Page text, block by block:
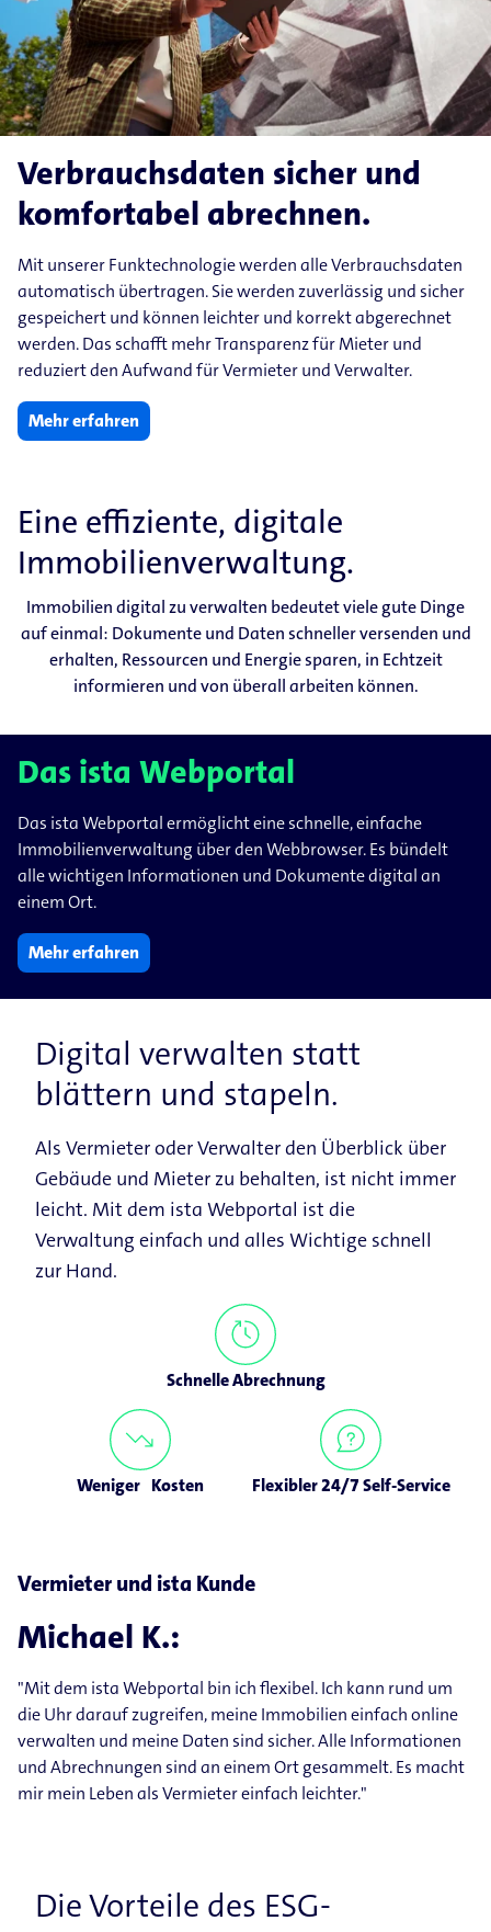
Verbrauchsdaten sicher und
komfortabel abrechnen.
Mit unserer Funktechnologie werden alle Verbrauchsdaten
automatisch übertragen. Sie werden zuverlässig und sicher
gespeichert und können leichter und korrekt abgerechnet
werden. Das schafft mehr Transparenz für Mieter und
reduziert den Aufwand für Vermieter und Verwalter.
Mehr erfahren
Eine effiziente, digitale
Immobilienverwaltung.
Immobilien digital zu verwalten bedeutet viele gute Dinge
auf einmal: Dokumente und Daten schneller versenden und
erhalten, Ressourcen und Energie sparen, in Echtzeit
informieren und von überall arbeiten können.
Das ista Webportal
Das ista Webportal ermöglicht eine schnelle, einfache
Immobilienverwaltung über den Webbrowser. Es bündelt
alle wichtigen Informationen und Dokumente digital an
einem Ort.
Mehr erfahren
Digital verwalten statt
blättern und stapeln.
Als Vermieter oder Verwalter den Überblick über
Gebäude und Mieter zu behalten, ist nicht immer
leicht. Mit dem ista Webportal ist die
Verwaltung einfach und alles Wichtige schnell
zur Hand.
Schnelle Abrechnung
Weniger Kosten Flexibler 24/7 Self-Service
Vermieter und ista Kunde
Michael K.:
"Mit dem ista Webportal bin ich flexibel. Ich kann rund um
die Uhr darauf zugreifen, meine Immobilien einfach online
verwalten und meine Daten sind sicher. Alle Informationen
und Abrechnungen sind an einem Ort gesammelt. Es macht
mir mein Leben als Vermieter einfach leichter."
Die Vorteile des ESG-